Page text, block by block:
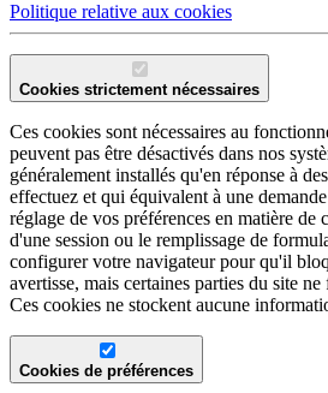
Politique relative aux cookies
Cookies strictement nécessaires
Ces cookies sont nécessaires au
peuvent pas être désactivés dans nos
généralement installés qu'en réponse à
effectuez et qui équivalent à une
réglage de vos préférences en matière
d'une session ou le remplissage de
configurer votre navigateur pour qu'il
avertisse, mais certaines parties du site
Ces cookies ne stockent aucune
Cookies de préférences